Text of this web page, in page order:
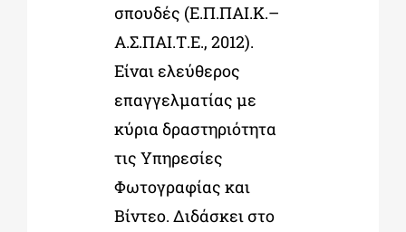
σπουδές (Ε.Π.ΠΑΙ.Κ.–
Α.Σ.ΠΑΙ.Τ.Ε., 2012).
Είναι ελεύθερος
επαγγελµατίας µε
κύρια δραστηριότητα
τις Υπηρεσίες
Φωτογραφίας και
Βίντεο. Διδάσκει στο